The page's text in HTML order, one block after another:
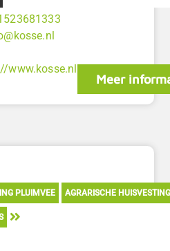
www.kosse.nl
Meer
PLUIMVEE AGRARISCHE